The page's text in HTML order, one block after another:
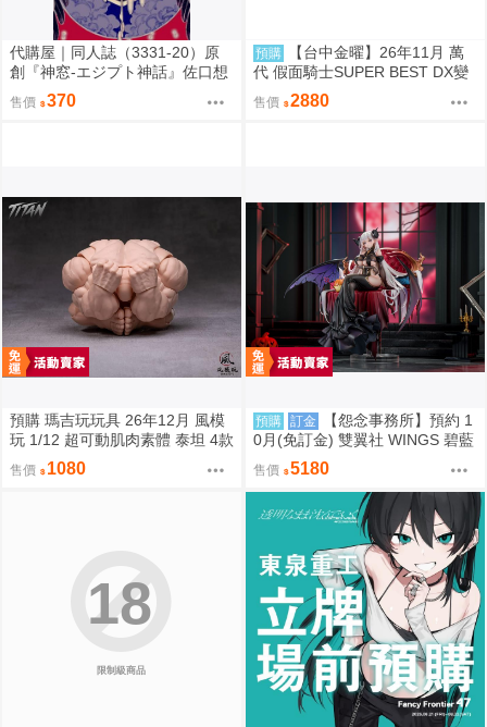
代購屋｜同人誌（3331-20）原
創『神窓-エジプト神話』佐口想
售價 370
預購
【台中金曜】26年11月 萬
代 假面騎士SUPER BEST DX變
身腰帶Drive驅動器&移速手鐲 再
版 0814
售價 2880
預購 瑪吉玩玩具 26年12月 風模
玩 1/12 超可動肌肉素體 泰坦 4款
膚色 0828
售價 1080
預購 訂金
【怨念事務所】預約 1
0月(免訂金) 雙翼社 WINGS 碧藍
航線 阿爾比恩 銀月下的夜之眷屬
1/7 0927
售價 5180
限制級商品
18